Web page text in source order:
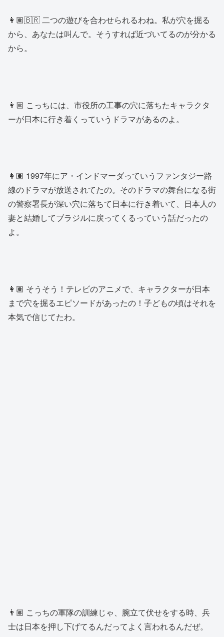
👩🏽🇧🇷 二つの遊びを合わせられるわね。私が穴を掘る
から、あなたは叫んで。そうすれば近づいてるのが分かる
から。
👩🏽 こっちには、市役所の工事の穴に落ちたキャラクタ
ーが日本に行き着くっていうドラマがあるのよ。
👩🏽 1997年にア・インドマーダっていうファンタジー路
線のドラマが放送されてたの。そのドラマの舞台になる街
の警察署長が深い穴に落ちて日本に行き着いて、日本人の
妻と結婚してブラジルに戻ってくるっていう話だったの
よ。
👩🏽 そうそう！テレビのアニメで、キャラクターが日本
まで穴を掘るエピソードがあったの！子どもの頃はそれを
本気で信じてたわ。
👨🏽 こっちの軍隊の訓練じゃ、腕立て伏せをする時、兵
士は日本を押し下げてるんだってよく言われるんだぜ。